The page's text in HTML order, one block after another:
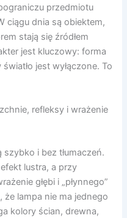
przedmiotu
ciągu dnia są obiektem,
stają się źródłem
jest kluczowy: forma
jest wyłączone. To
refleksy i wrażenie
szybko i bez tłumaczeń.
lustra, a przy
głębi i „płynnego”
że lampa nie ma jednego
kolory ścian, drewna,